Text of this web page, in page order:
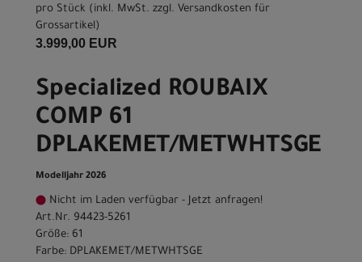
pro Stück (inkl. MwSt. zzgl. Versandkosten für
Grossartikel)
3.999,00 EUR
Specialized ROUBAIX
COMP 61
DPLAKEMET/METWHTSGE
Modelljahr 2026
Nicht im Laden verfügbar - Jetzt anfragen!
Art.Nr. 94423-5261
Größe: 61
Farbe: DPLAKEMET/METWHTSGE